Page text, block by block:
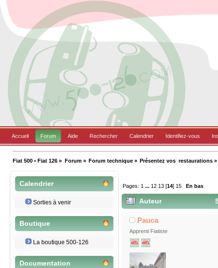
Accueil Forum Aide Rechercher Calendrier Identifiez-vous
Fiat 500 • Fiat 126 » Forum» Forum technique» Présentez vos  restaurations »
Calendrier
Sorties à venir
Boutique
La boutique 500-126
Documentation
Pages: 1 ... 12 13 [14] 15 En bas
Auteur
Pauca
Apprenti Fiatiste